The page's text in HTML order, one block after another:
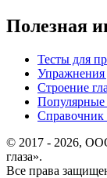
Полезная
Тесты для
Упражнения
Строение
Популярные
Справочник
© 2017 - 2026,
глаза».
Все права